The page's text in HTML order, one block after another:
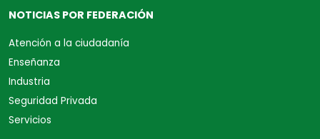
NOTICIAS POR FEDERACIÓN
Atención a la ciudadanía
Enseñanza
Industria
Seguridad Privada
Servicios